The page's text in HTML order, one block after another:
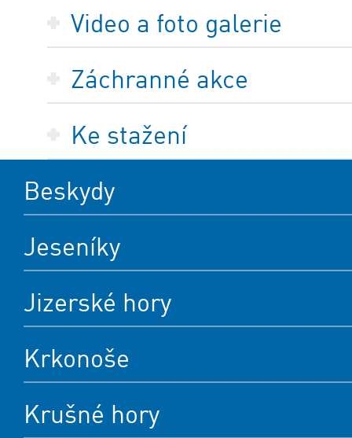
Video a foto galerie
Záchranné akce
Ke stažení
Beskydy
Jeseníky
Jizerské hory
Krkonoše
Krušné hory